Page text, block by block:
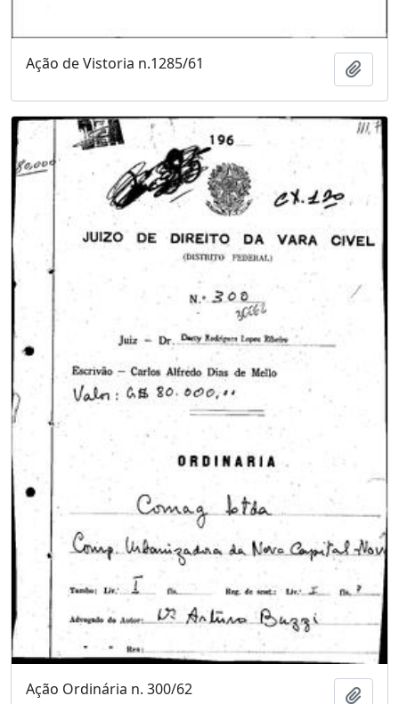
Ação de Vistoria n.1285/61
Ação Ordinária n. 300/62